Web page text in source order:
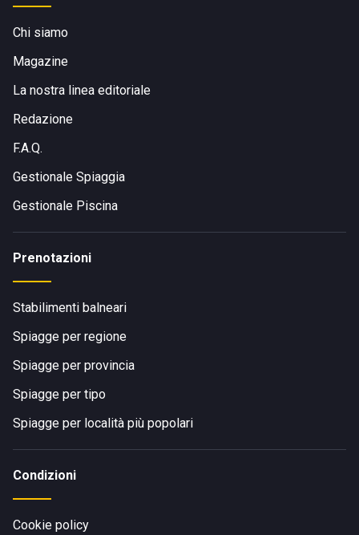
Chi siamo
Magazine
La nostra linea editoriale
Redazione
F.A.Q.
Gestionale Spiaggia
Gestionale Piscina
Prenotazioni
Stabilimenti balneari
Spiagge per regione
Spiagge per provincia
Spiagge per tipo
Spiagge per località più popolari
Condizioni
Cookie policy